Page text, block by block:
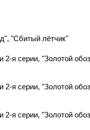
"Сбитый лётчик"
я серии, "Золотой
я серии, "Золотой
я серии, "Золотой